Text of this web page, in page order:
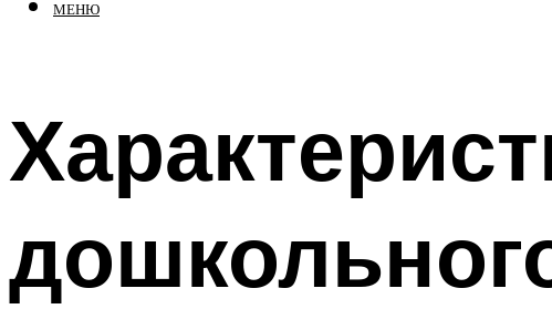
МЕНЮ